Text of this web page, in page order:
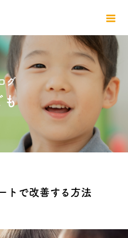
グ
も
トで改善する方法